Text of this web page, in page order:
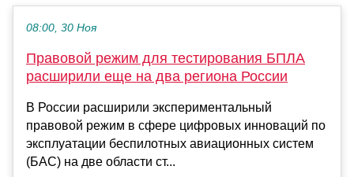
08:00, 30 Ноя
Правовой режим для тестирования БПЛА
расширили еще на два региона России
В России расширили экспериментальный
правовой режим в сфере цифровых инноваций по
эксплуатации беспилотных авиационных систем
(БАС) на две области ст...